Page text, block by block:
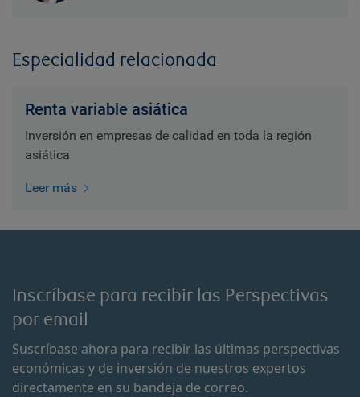
Especialidad relacionada
Renta variable asiática
Inversión en empresas de calidad en toda la región
asiática
Leer más
Inscríbase para recibir las Perspectivas
por email
Suscríbase ahora para recibir las últimas perspectivas
económicas y de inversión de nuestros expertos
directamente en su bandeja de correo.